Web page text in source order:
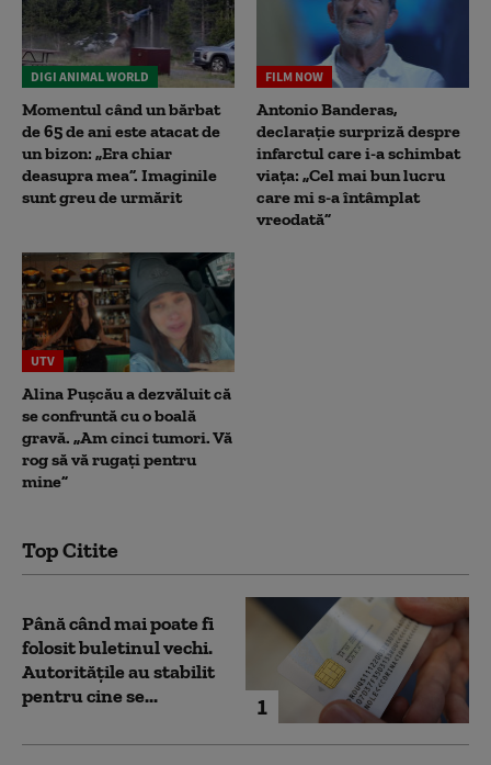
DIGI ANIMAL WORLD
Momentul când un bărbat
de 65 de ani este atacat de
un bizon: „Era chiar
deasupra mea”. Imaginile
sunt greu de urmărit
FILM NOW
Antonio Banderas,
declarație surpriză despre
infarctul care i-a schimbat
viața: „Cel mai bun lucru
care mi s-a întâmplat
vreodată”
UTV
Alina Pușcău a dezvăluit că
se confruntă cu o boală
gravă. „Am cinci tumori. Vă
rog să vă rugați pentru
mine”
Top Citite
1
Până când mai poate fi
folosit buletinul vechi.
Autoritățile au stabilit
pentru cine se...